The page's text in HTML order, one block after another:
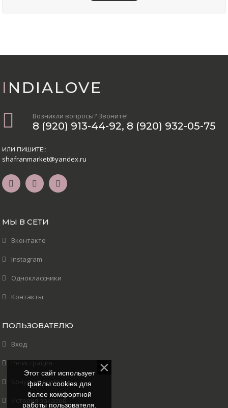
INDIALOVE
Возникли вопросы? Звоните!
8 (920) 913-44-92, 8 (920) 932-05-75
ИЛИ ПИШИТЕ!:
shafranmarket@yandex.ru
МЫ В СЕТИ
Вконтакте
Instagram
Одноклассники
Контакты
ПОЛЬЗОВАТЕЛЮ
Вход
Регистрация
Бонусы и скидки
История заказов
Этот сайт использует
файлы cookies для
более комфортной
работы пользователя.